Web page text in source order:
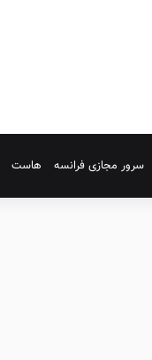
سرور مجازی فرانسه هاست